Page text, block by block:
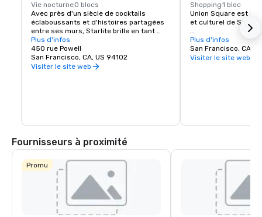
Vie nocturne0 blocs
Avec près d'un siècle de cocktails
éclaboussants et d'histoires partagées
entre ses murs, Starlite brille en tant
qu'établissement historique et vénéré
de San Francisco. Situé au dernier étage
de Beacon Grand.
Plus d'infos
450 rue Powell
San Francisco, CA, US 94102
Visiter le site web
Shopping1 bloc
Union Square est le
et culturel de San
Il possède la plus
magasins de luxe,
et de boutiques de
Plus d'infos
San Francisco, CA,
Visiter le site web
Fournisseurs à proximité
Promu